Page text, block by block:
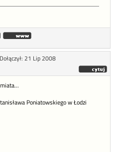
Dołączył: 21 Lip 2008
Poniatowskiego w Łodzi